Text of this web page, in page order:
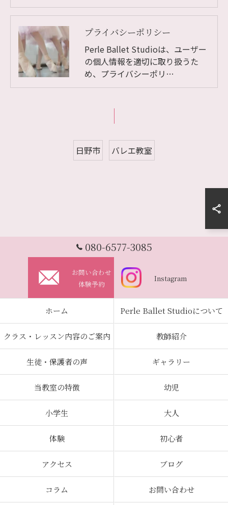
プライバシーポリシー
Perle Ballet Studioは、ユーザー
の個人情報を適切に取り扱うた
め、プライバシーポリ…
日野市 バレエ教室
080-6577-3085
お問い合わせ
体験予約
Instagram
ホーム Perle Ballet Studioについて
クラス・レッスン内容のご案内 教師紹介
生徒・保護者の声 ギャラリー
当教室の特徴 幼児
小学生 大人
体験 初心者
アクセス ブログ
コラム お問い合わせ